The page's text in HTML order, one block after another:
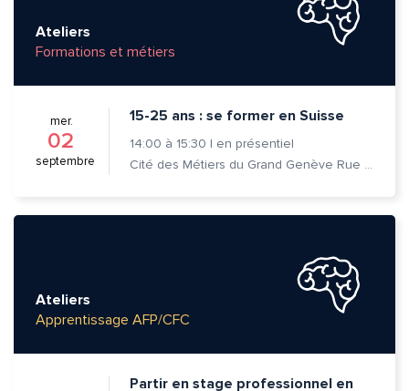
Ateliers
Formations et métiers
mer.
02
septembre
15-25 ans : se former en Suisse
14:00 à 15:30 | en présentiel
Cité des Métiers du Grand Genève Rue Prévost-Martin 6 1205 Genève
Ateliers
Apprentissage AFP/CFC
Partir en stage professionnel en